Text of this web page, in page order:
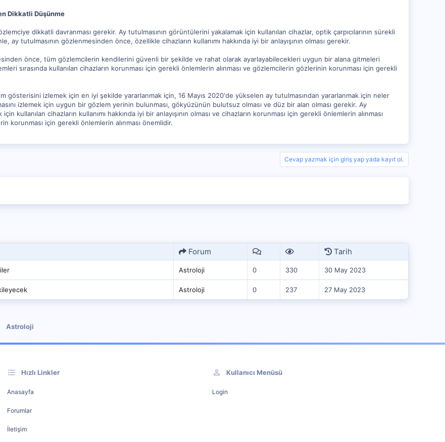
Dikkatli Düşünme
dikkatli davranması gerekir. Ay tutulmasının görüntülerini yakalamak için kullanılan cihazlar, optik çarpıcılarının sürekli
ay tutulmasının gözlenmesinden önce, özellikle cihazların kullanımı hakkında iyi bir anlayışının olması gerekir.
önce, tüm gözlemcilerin kendilerini güvenli bir şekilde ve rahat olarak ayarlayabilecekleri uygun bir alana gitmeleri
sırasında kullanılan cihazların korunması için gerekli önlemlerin alınması ve gözlemcilerin gözlerinin korunması için gerekli
gösterisini izlemek için en iyi şekilde yararlanmak için, 16 Mayıs 2020'de yükselen ay tutulmasından yararlanmak için neler
izlemek için uygun bir gözlem yerinin bulunması, gökyüzünün bulutsuz olması ve düz bir alan olması gerekir. Ay
kullanılan cihazların kullanımı hakkında iyi bir anlayışının olması ve cihazların korunması için gerekli önlemlerin alınması
korunması için gerekli önlemlerin alınması önemlidir.
Cevap yazmak için giriş yap yada kayıt ol.
Forum Tarih
Astroloji 0 330 30 May 2023
Astroloji 0 237 27 May 2023
Astroloji
Hızlı Linkler
Anasayfa
Forumlar
İletişim
Kullanıcı Menüsü
Login